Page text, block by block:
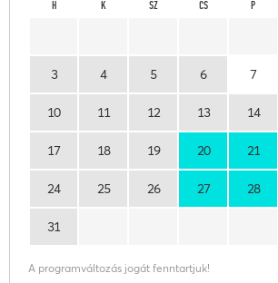
H K SZ CS P
3 4 5 6 7
10 11 12 13 14
17 18 19 20 21
24 25 26 27 28
31
A programváltozás jogát fenntartjuk!